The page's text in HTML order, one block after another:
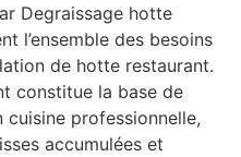
Degraissage hotte
l’ensemble des besoins
de hotte restaurant.
constitue la base de
cuisine professionnelle,
accumulées et